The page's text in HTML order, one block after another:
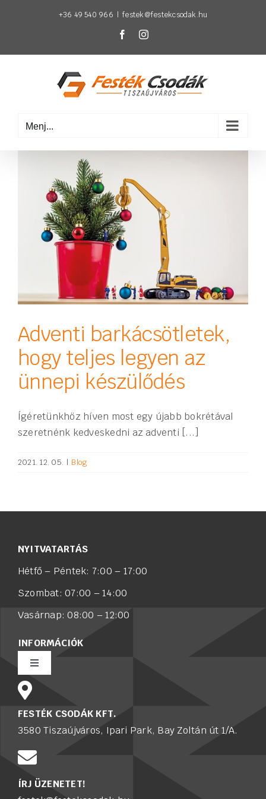
+36 49 540 966 festek@festekcsodak.hu
FacebookInstagram
Menj...
Adventi barkácsötletek,
hogy teljes legyen az
ünnepi készülődés
Ígéretünkhöz híven most egy újabb bokrétával
szeretnénk kedveskedni az adventi [...]
2021. 12. 05. | Blog
NYITVATARTÁS
Hétfő – Péntek: 7:00 – 17:00
Szombat: 07:00 – 14:00
Vasárnap: 08:00 – 12:00
INFORMÁCIÓK
Toggle
Navigation
Rólunk
Értékesítő munkatársat keresünk
FESTÉK CSODÁK KFT.
3580 Tiszaújváros, Ipari Park, Bay Zoltán út 1/A.
ÍRJ ÜZENETET!